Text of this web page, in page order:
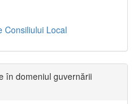
Consiliului Local
în domeniul guvernării